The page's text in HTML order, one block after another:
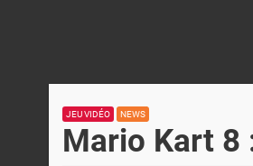
JEU VIDÉO NEWS
Mario Kart 8